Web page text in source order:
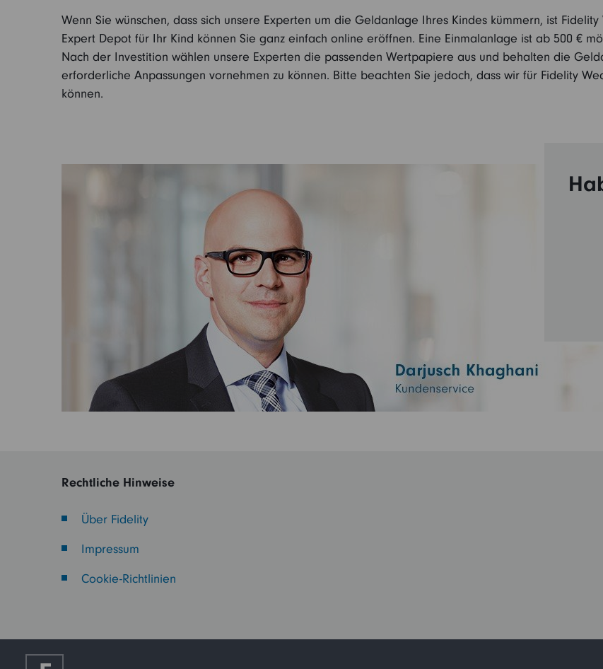
Wenn Sie wünschen, dass sich unsere Experten um die Geldanlage Ihres Kindes kümmern, ist
Expert Depot für Ihr Kind können Sie ganz einfach online eröffnen. Eine Einmalanlage ist ab 500 €
Nach der Investition wählen unsere Experten die passenden Wertpapiere aus und behalten die
erforderliche Anpassungen vornehmen zu können. Bitte beachten Sie jedoch, dass wir für Fidelity
können.
Rechtliche Hinweise
Über Fidelity
Impressum
Cookie-Richtlinien